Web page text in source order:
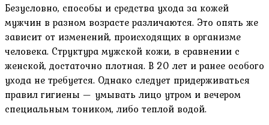
Безусловно, способы и средства ухода за кожей
мужчин в разном возрасте различаются. Это опять же
зависит от изменений, происходящих в организме
человека. Структура мужской кожи, в сравнении с
женской, достаточно плотная. В 20 лет и ранее особого
ухода не требуется. Однако следует придерживаться
правил гигиены — умывать лицо утром и вечером
специальным тоником, либо теплой водой.